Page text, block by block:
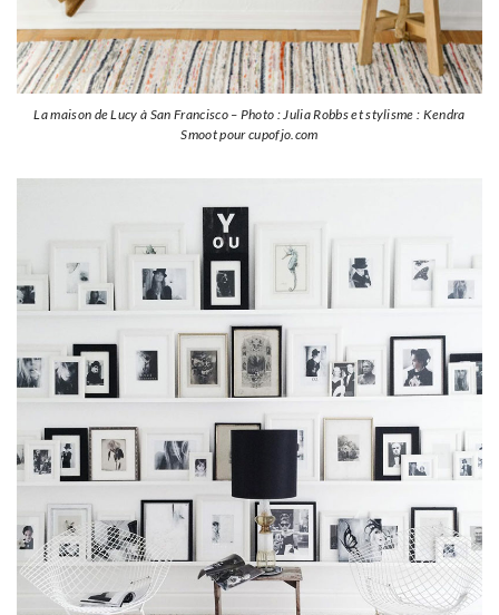
La maison de Lucy à San Francisco – Photo : Julia Robbs et stylisme : Kendra
Smoot pour cupofjo.com